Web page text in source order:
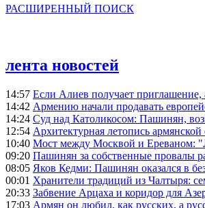
РАСШИРЕННЫЙ ПОИСК
лента новостей
14:57 Если Алиев получает
14:42 Армению начали продавать
14:24 Суд над Католикосом: Пашинян,
12:54 Архитектурная летопись
10:40 Мост между Москвой и Ереваном:
09:20 Пашинян за собственные провалы
08:05 Яков Кедми: Пашинян оказался в
00:01 Хранители традиций из Чалтыря:
20:33 Забвение Арцаха и коридор для
17:03 Армян он любил, как русских, а